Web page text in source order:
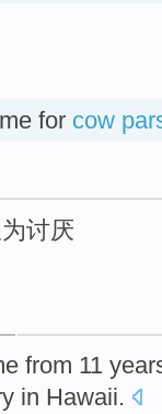
for cow
讨厌
from 11
in Hawaii.